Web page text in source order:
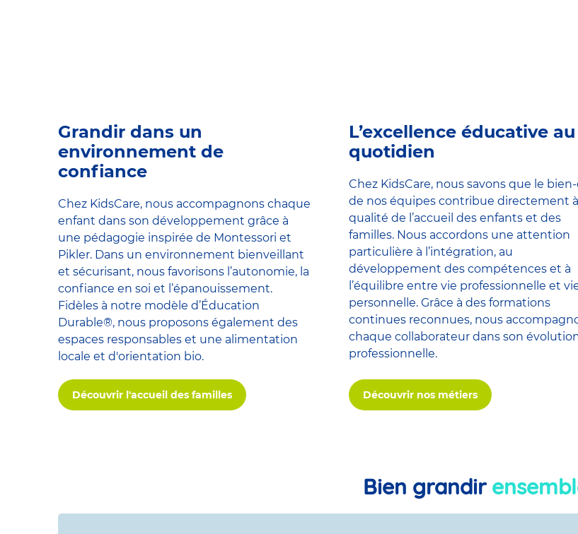
Grandir dans un
environnement de
confiance
Chez KidsCare, nous accompagnons chaque
enfant dans son développement grâce à
une pédagogie inspirée de Montessori et
Pikler. Dans un environnement bienveillant
et sécurisant, nous favorisons l’autonomie, la
confiance en soi et l’épanouissement.
Fidèles à notre modèle d’Éducation
Durable®, nous proposons également des
espaces responsables et une alimentation
locale et d'orientation bio.
Découvrir l'accueil des familles
L’excellence éducative au
quotidien
Chez KidsCare, nous savons que le
de nos équipes contribue directement
qualité de l’accueil des enfants et des
familles. Nous accordons une attention
particulière à l’intégration, au
développement des compétences et à
l’équilibre entre vie professionnelle et
personnelle. Grâce à des formations
continues reconnues, nous
chaque collaborateur dans son
professionnelle.
Découvrir nos métiers
Bien grandir